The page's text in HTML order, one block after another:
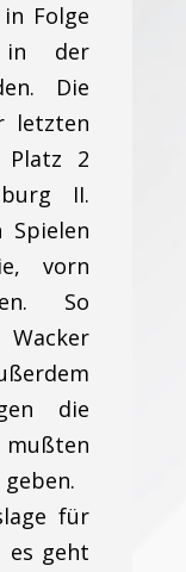
Folge
in der
Die
letzten
Platz 2
II.
vorn
So
die
für
es geht